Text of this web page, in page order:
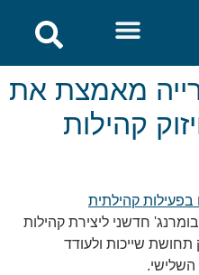
מאמצת את
קהילות
חדשני ליצירת קהילות
שייכות ולעודד